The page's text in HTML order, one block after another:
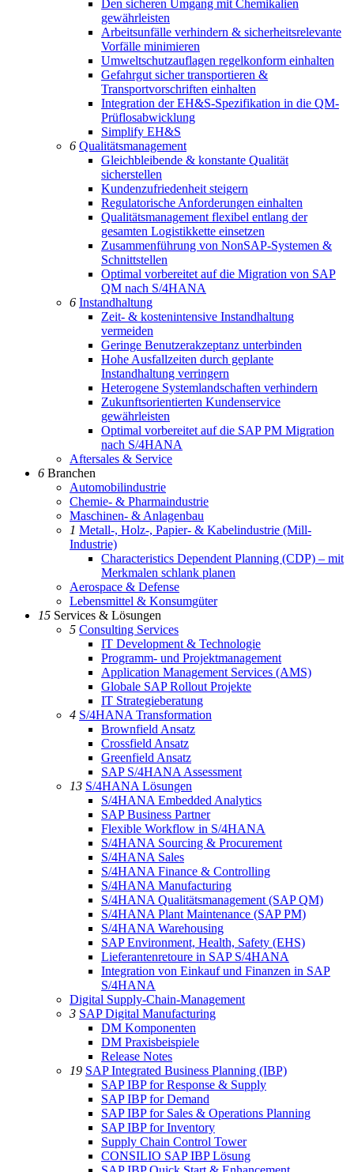
Den sicheren Umgang mit Chemikalien
gewährleisten
Arbeitsunfälle verhindern & sicherheitsrelevante
Vorfälle minimieren
Umweltschutzauflagen regelkonform einhalten
Gefahrgut sicher transportieren &
Transportvorschriften einhalten
Integration der EH&S-Spezifikation in die QM-
Prüflosabwicklung
Simplify EH&S
6 Qualitätsmanagement
Gleichbleibende & konstante Qualität
sicherstellen
Kundenzufriedenheit steigern
Regulatorische Anforderungen einhalten
Qualitätsmanagement flexibel entlang der
gesamten Logistikkette einsetzen
Zusammenführung von NonSAP-Systemen &
Schnittstellen
Optimal vorbereitet auf die Migration von SAP
QM nach S/4HANA
6 Instandhaltung
Zeit- & kostenintensive Instandhaltung
vermeiden
Geringe Benutzerakzeptanz unterbinden
Hohe Ausfallzeiten durch geplante
Instandhaltung verringern
Heterogene Systemlandschaften verhindern
Zukunftsorientierten Kundenservice
gewährleisten
Optimal vorbereitet auf die SAP PM Migration
nach S/4HANA
Aftersales & Service
6 Branchen
Automobilindustrie
Chemie- & Pharmaindustrie
Maschinen- & Anlagenbau
1 Metall-, Holz-, Papier- & Kabelindustrie (Mill-
Industrie)
Characteristics Dependent Planning (CDP) – mit
Merkmalen schlank planen
Aerospace & Defense
Lebensmittel & Konsumgüter
15 Services & Lösungen
5 Consulting Services
IT Development & Technologie
Programm- und Projektmanagement
Application Management Services (AMS)
Globale SAP Rollout Projekte
IT Strategieberatung
4 S/4HANA Transformation
Brownfield Ansatz
Crossfield Ansatz
Greenfield Ansatz
SAP S/4HANA Assessment
13 S/4HANA Lösungen
S/4HANA Embedded Analytics
SAP Business Partner
Flexible Workflow in S/4HANA
S/4HANA Sourcing & Procurement
S/4HANA Sales
S/4HANA Finance & Controlling
S/4HANA Manufacturing
S/4HANA Qualitätsmanagement (SAP QM)
S/4HANA Plant Maintenance (SAP PM)
S/4HANA Warehousing
SAP Environment, Health, Safety (EHS)
Lieferantenretoure in SAP S/4HANA
Integration von Einkauf und Finanzen in SAP
S/4HANA
Digital Supply-Chain-Management
3 SAP Digital Manufacturing
DM Komponenten
DM Praxisbeispiele
Release Notes
19 SAP Integrated Business Planning (IBP)
SAP IBP for Response & Supply
SAP IBP for Demand
SAP IBP for Sales & Operations Planning
SAP IBP for Inventory
Supply Chain Control Tower
CONSILIO SAP IBP Lösung